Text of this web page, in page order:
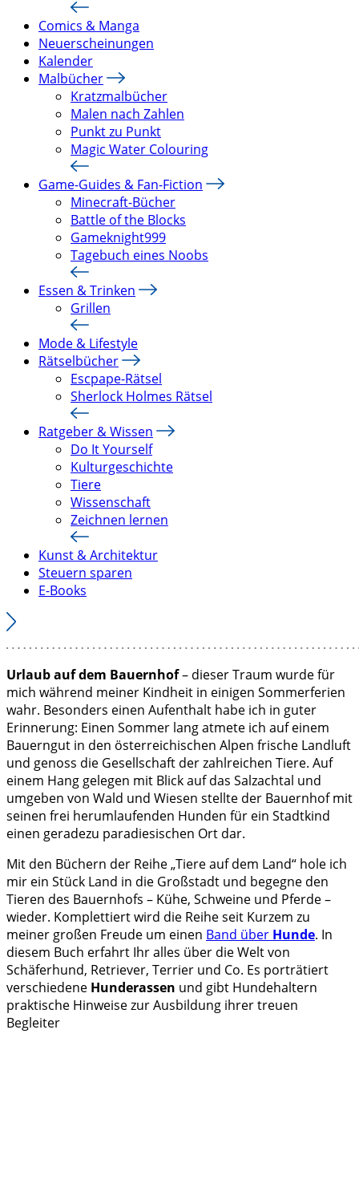
Comics & Manga
Neuerscheinungen
Kalender
Malbücher
Kratzmalbücher
Malen nach Zahlen
Punkt zu Punkt
Magic Water Colouring
Game-Guides & Fan-Fiction
Minecraft-Bücher
Battle of the Blocks
Gameknight999
Tagebuch eines Noobs
Essen & Trinken
Grillen
Mode & Lifestyle
Rätselbücher
Escpape-Rätsel
Sherlock Holmes Rätsel
Ratgeber & Wissen
Do It Yourself
Kulturgeschichte
Tiere
Wissenschaft
Zeichnen lernen
Kunst & Architektur
Steuern sparen
E-Books
Urlaub auf dem Bauernhof– dieser Traum wurde für
mich während meiner Kindheit in einigen Sommerferien
wahr. Besonders einen Aufenthalt habe ich in guter
Erinnerung: Einen Sommer lang atmete ich auf einem
Bauerngut in den österreichischen Alpen frische Landluft
und genoss die Gesellschaft der zahlreichen Tiere. Auf
einem Hang gelegen mit Blick auf das Salzachtal und
umgeben von Wald und Wiesen stellte der Bauernhof mit
seinen frei herumlaufenden Hunden für ein Stadtkind
einen geradezu paradiesischen Ort dar.
Mit den Büchern der Reihe „Tiere auf dem Land“ hole ich
mir ein Stück Land in die Großstadt und begegne den
Tieren des Bauernhofs – Kühe, Schweine und Pferde –
wieder. Komplettiert wird die Reihe seit Kurzem zu
meiner großen Freude um einen Band über Hunde. In
diesem Buch erfahrt Ihr alles über die Welt von
Schäferhund, Retriever, Terrier und Co. Es porträtiert
verschiedene Hunderassen und gibt Hundehaltern
praktische Hinweise zur Ausbildung ihrer treuen
Begleiter